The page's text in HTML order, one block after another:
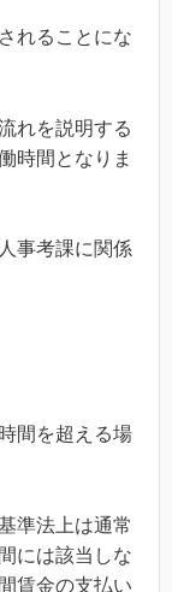
れることにな
れを説明する
時間となりま
事考課に関係
間を超える場
準法上は通常
には該当しな
賃金の支払い